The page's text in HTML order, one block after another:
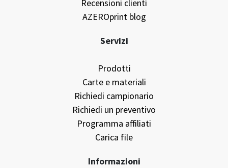
Recensioni clienti
AZEROprint blog
Servizi
Prodotti
Carte e materiali
Richiedi campionario
Richiedi un preventivo
Programma affiliati
Carica file
Informazioni